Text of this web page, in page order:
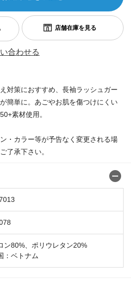
合わせる
対策におすすめ、長袖ラッシュガー
簡単に。あごやお肌を傷つけにくい
素材使用。
・カラー等が予告なく変更される場
了承下さい。
ン80%、ポリウレタン20%
：ベトナム